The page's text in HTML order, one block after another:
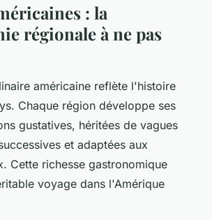
: la
régionale à ne pas
américaine reflète l'histoire
Chaque région développe ses
gustatives, héritées de vagues
et adaptées aux
Cette richesse gastronomique
voyage dans l'Amérique